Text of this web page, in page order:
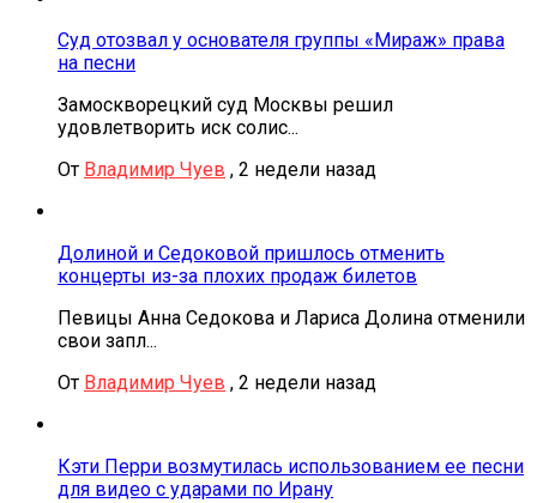
Суд отозвал у основателя группы «Мираж» права
на песни
Замоскворецкий суд Москвы решил
удовлетворить иск солис...
От Владимир Чуев , 2 недели назад
Долиной и Седоковой пришлось отменить
концерты из-за плохих продаж билетов
Певицы Анна Седокова и Лариса Долина отменили
свои запл...
От Владимир Чуев , 2 недели назад
Кэти Перри возмутилась использованием ее песни
для видео с ударами по Ирану